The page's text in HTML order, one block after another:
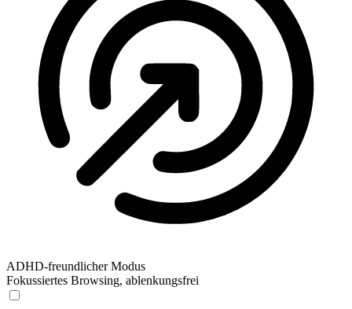
ADHD-freundlicher Modus
Fokussiertes Browsing, ablenkungsfrei